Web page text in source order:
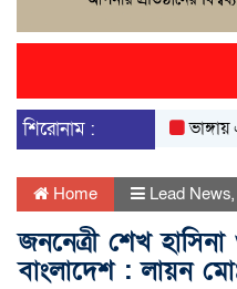
শিরোনাম :
ভাঙ্গায়
Home Lead News,
জননেত্রী শেখ
বাংলাদেশ : লায়ন